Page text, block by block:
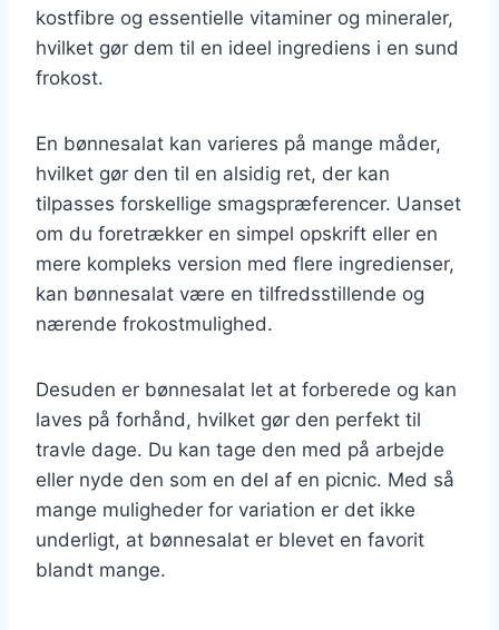
kostfibre og essentielle vitaminer og mineraler,
hvilket gør dem til en ideel ingrediens i en sund
frokost.
En bønnesalat kan varieres på mange måder,
hvilket gør den til en alsidig ret, der kan
tilpasses forskellige smagspræferencer. Uanset
om du foretrækker en simpel opskrift eller en
mere kompleks version med flere ingredienser,
kan bønnesalat være en tilfredsstillende og
nærende frokostmulighed.
Desuden er bønnesalat let at forberede og kan
laves på forhånd, hvilket gør den perfekt til
travle dage. Du kan tage den med på arbejde
eller nyde den som en del af en picnic. Med så
mange muligheder for variation er det ikke
underligt, at bønnesalat er blevet en favorit
blandt mange.